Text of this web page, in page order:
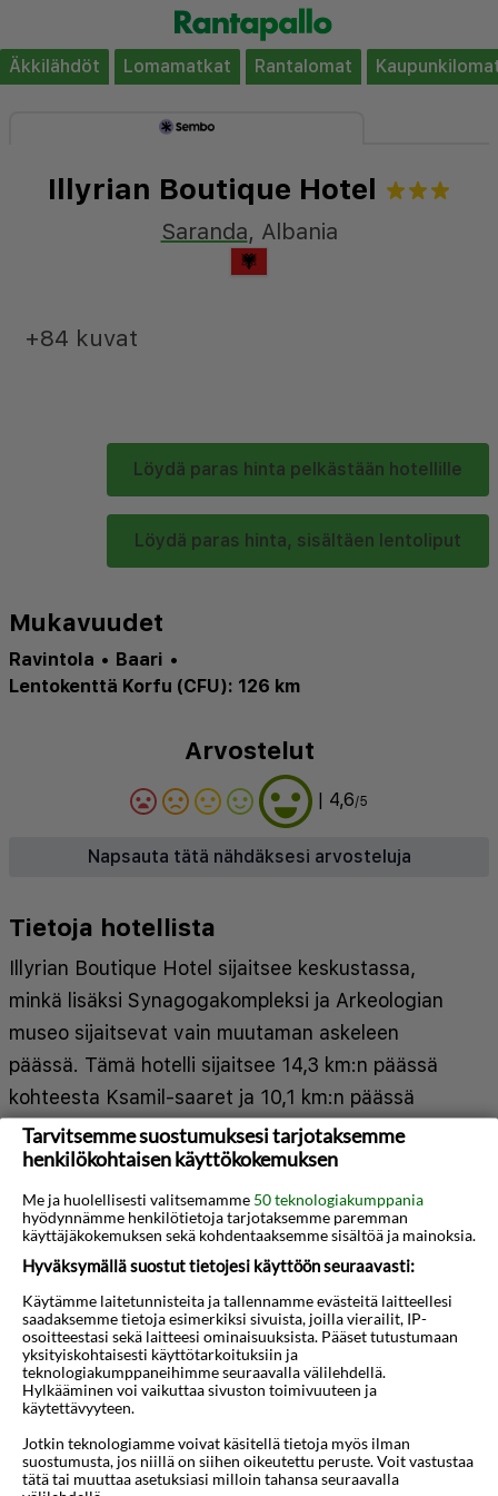
Äkkilähdöt Lomamatkat Rantalomat
Illyrian Boutique Hotel
Saranda, Albania
Löydä paras hinta pelkästään hotellille
Löydä paras hinta, sisältäen lentoliput
+84 kuvat
Mukavuudet
Ravintola • Baari •
Lentokenttä Korfu (CFU): 126 km
Arvostelut
| 4,6/5
Napsauta tätä nähdäksesi arvosteluja
Tietoja hotellista
Illyrian Boutique Hotel sijaitsee keskustassa,
minkä lisäksi Synagogakompleksi ja Arkeologian
museo sijaitsevat vain muutaman askeleen
päässä. Tämä hotelli sijaitsee 14,3 km:n päässä
kohteesta Ksamil-saaret ja 10,1 km:n päässä
kohteesta Plazhi i Pasqyraven ranta. Kaikissa 12
huoneessa on ilmastointi, espressokoneet sekä
taulutelevisio. Jokaisessa huoneessa on parveke.
Mukavuuksiin kuuluu kaapelikanavat sekä ilmainen
langaton internetyhteys. Kylpyhuoneesta löytyy
suihku, ilmaiset hygieniatuotteet ja
hiustenkuivaaja. Etäisyydet pyöristetään
lähimpään 0,1 mailiin ja kilometriin.
Synagogakompleksi - 0,1 km / 0,1 mi
Arkeologian museo - 0,1 km / 0,1 mi
Sarandën promenadi - 0,2 km / 0,1 mi
Näytä lisää
Kartta
Tarvitsemme suostumuksesi tarjotaksemme
henkilökohtaisen käyttökokemuksen
Me ja huolellisesti valitsemamme 50 teknologiakumppania
hyödynnämme henkilötietoja tarjotaksemme paremman
käyttäjäkokemuksen sekä kohdentaaksemme sisältöä ja mainoksia.
Hyväksymällä suostut tietojesi käyttöön seuraavasti:
Käytämme laitetunnisteita ja tallennamme evästeitä laitteellesi
saadaksemme tietoja esimerkiksi sivuista, joilla vierailit, IP-
osoitteestasi sekä laitteesi ominaisuuksista. Pääset tutustumaan
yksityiskohtaisesti käyttötarkoituksiin ja
teknologiakumppaneihimme seuraavalla välilehdellä.
Hylkääminen voi vaikuttaa sivuston toimivuuteen ja
käytettävyyteen.
Jotkin teknologiamme voivat käsitellä tietoja myös ilman
suostumusta, jos niillä on siihen oikeutettu peruste. Voit vastustaa
tätä tai muuttaa asetuksiasi milloin tahansa seuraavalla